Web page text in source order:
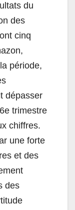
du
des
cinq
période,
dépasser
trimestre
chiffres.
une forte
et des
des